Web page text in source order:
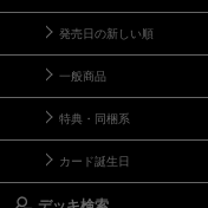
発売日の新しい順
一般商品
特典・同梱系
カード誕生日